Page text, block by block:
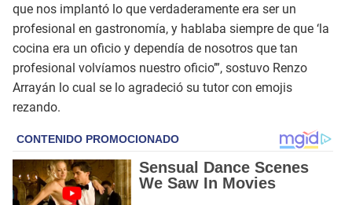
que nos implantó lo que verdaderamente era ser un
profesional en gastronomía, y hablaba siempre de que ‘la
cocina era un oficio y dependía de nosotros que tan
profesional volvíamos nuestro oficio’”, sostuvo Renzo
Arrayán lo cual se lo agradeció su tutor con emojis
rezando.